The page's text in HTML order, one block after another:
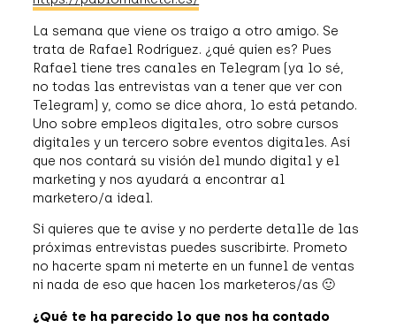
La semana que viene os traigo a otro amigo. Se
trata de Rafael Rodríguez. ¿qué quien es? Pues
Rafael tiene tres canales en Telegram (ya lo sé,
no todas las entrevistas van a tener que ver con
Telegram) y, como se dice ahora, lo está petando.
Uno sobre empleos digitales, otro sobre cursos
digitales y un tercero sobre eventos digitales. Así
que nos contará su visión del mundo digital y el
marketing y nos ayudará a encontrar al
marketero/a ideal.
Si quieres que te avise y no perderte detalle de las
próximas entrevistas puedes suscribirte. Prometo
no hacerte spam ni meterte en un funnel de ventas
ni nada de eso que hacen los marketeros/as 🙂
¿Qué te ha parecido lo que nos ha contado